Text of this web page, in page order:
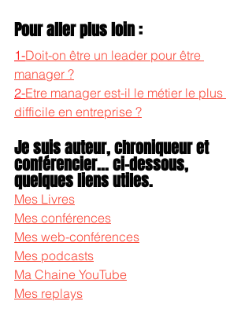
Pour aller plus loin :
1-Doit-on être un leader pour être
manager ?
2-Etre manager est-il le métier le plus
difficile en entreprise ?
Je suis auteur, chroniqueur et
conférencier... ci-dessous,
quelques liens utiles.
Mes Livres
Mes conférences
Mes web-conférences
Mes podcasts
Ma Chaine YouTube
Mes replays